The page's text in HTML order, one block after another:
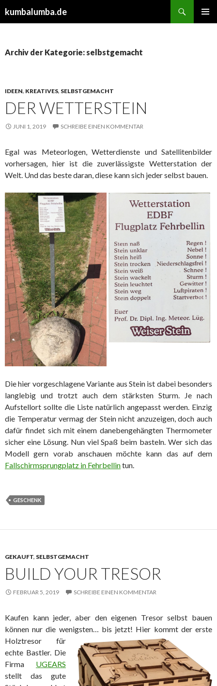
kumbalumba.de
Archiv der Kategorie: selbstgemacht
IDEEN, KREATIVES, SELBSTGEMACHT
DER WETTERSTEIN
JUNI 1, 2019 SCHREIBE EINEN KOMMENTAR
Egal was Meteorlogen, Wetterdienste und Satellitenbilder
vorhersagen, hier ist die zuverlässigste Wetterstation der
Welt. Und das beste daran, diese kann sich jeder selbst bauen.
Die hier vorgeschlagene Variante aus Stein ist dabei besonders
langlebig und trotzt auch dem stärksten Sturm. Je nach
Aufstellort sollte die Liste natürlich angepasst werden. Einzig
die Temperatur vermag der Stein nicht anzuzeigen, doch auch
dafür findet sich mit einem danebengehängten Thermometer
sicher eine Lösung. Nun viel Spaß beim basteln. Wer sich das
Modell gern vorab anschauen möchte kann das auf dem
Fallschirmsprungplatz in Fehrbellintun.
GESCHENK
GEKAUFT, SELBSTGEMACHT
BUILD YOUR TRESOR
FEBRUAR 5, 2019 SCHREIBE EINEN KOMMENTAR
Kaufen kann jeder, aber den eigenen Tresor selbst bauen
können nur die wenigsten… bis jetzt! Hier kommt der erste
Holztresor für
echte Bastler. Die
Firma UGEARS
stellt das gute